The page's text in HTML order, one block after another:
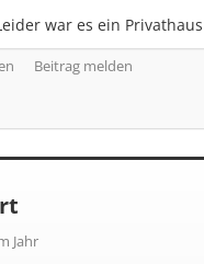
war es ein
Beitrag melden
Jahr